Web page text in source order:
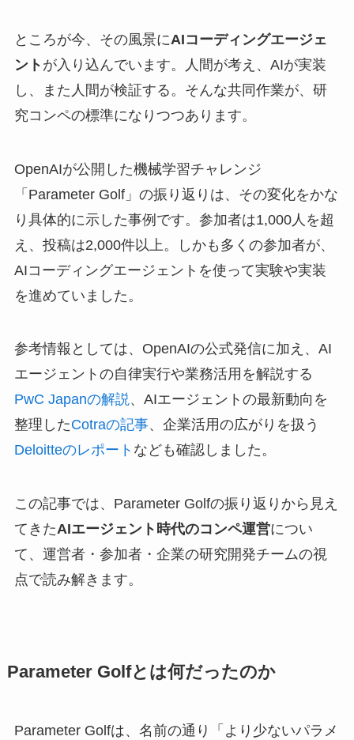
ところが今、その風景にAIコーディングエージェ
ント が入り込んでいます。人間が考え、AIが実装
し、また人間が検証する。そんな共同作業が、研
究コンペの標準になりつつあります。
OpenAIが公開した機械学習チャレンジ
「Parameter Golf」の振り返りは、その変化をかな
り具体的に示した事例です。参加者は1,000人を超
え、投稿は2,000件以上。しかも多くの参加者が、
AIコーディングエージェントを使って実験や実装
を進めていました。
参考情報としては、OpenAIの公式発信に加え、AI
エージェントの自律実行や業務活用を解説する
PwC Japanの解説、AIエージェントの最新動向を
整理したCotraの記事、企業活用の広がりを扱う
Deloitteのレポート なども確認しました。
この記事では、Parameter Golfの振り返りから見え
てきたAIエージェント時代のコンペ運営につい
て、運営者・参加者・企業の研究開発チームの視
点で読み解きます。
Parameter Golfとは何だったのか
Parameter Golfは、名前の通り「より少ないパラメ